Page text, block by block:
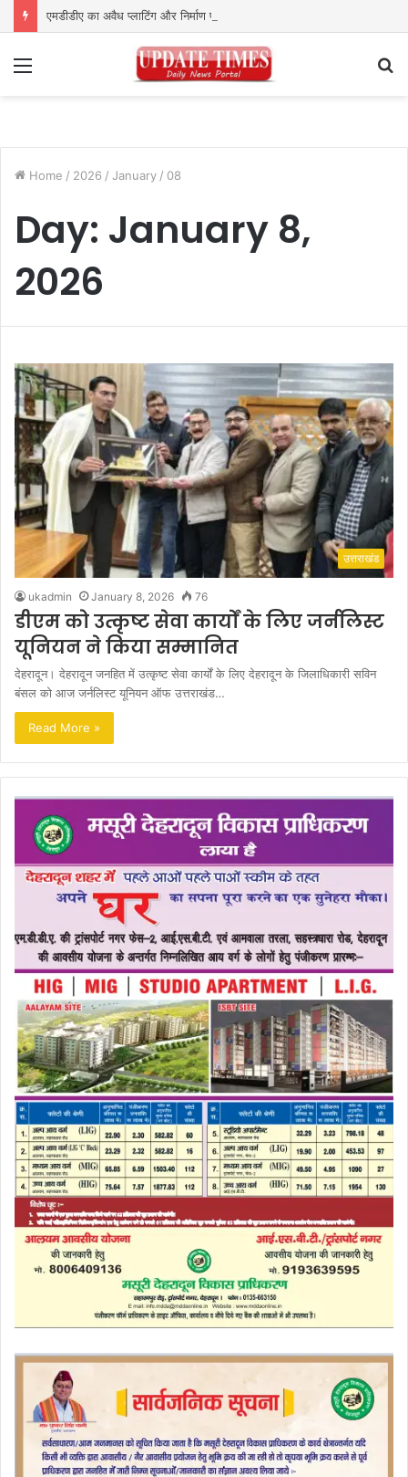
एमडीडीए का अवैध प्लाटिंग और निर्माण पर बड़ा एक्शन
Home / 2026 / January / 08
Day: January 8,
2026
उत्तराखंड
ukadmin January 8, 2026 76
डीएम को उत्कृष्ट सेवा कार्यों के लिए जर्नलिस्ट
यूनियन ने किया सम्मानित
देहरादून। देहरादून जनहित में उत्कृष्ट सेवा कार्यों के लिए देहरादून के जिलाधिकारी सविन
बंसल को आज जर्नलिस्ट यूनियन ऑफ उत्तराखंड…
Read More »